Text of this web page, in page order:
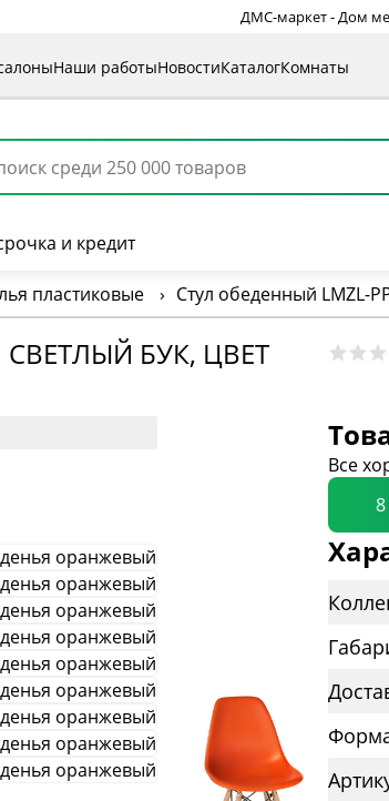
ДМС-маркет - Дом
Наши работыНовостиКаталогКомнаты
и кредит
пластиковые › Стул обеденный LMZL-
БУК, ЦВЕТ
Все